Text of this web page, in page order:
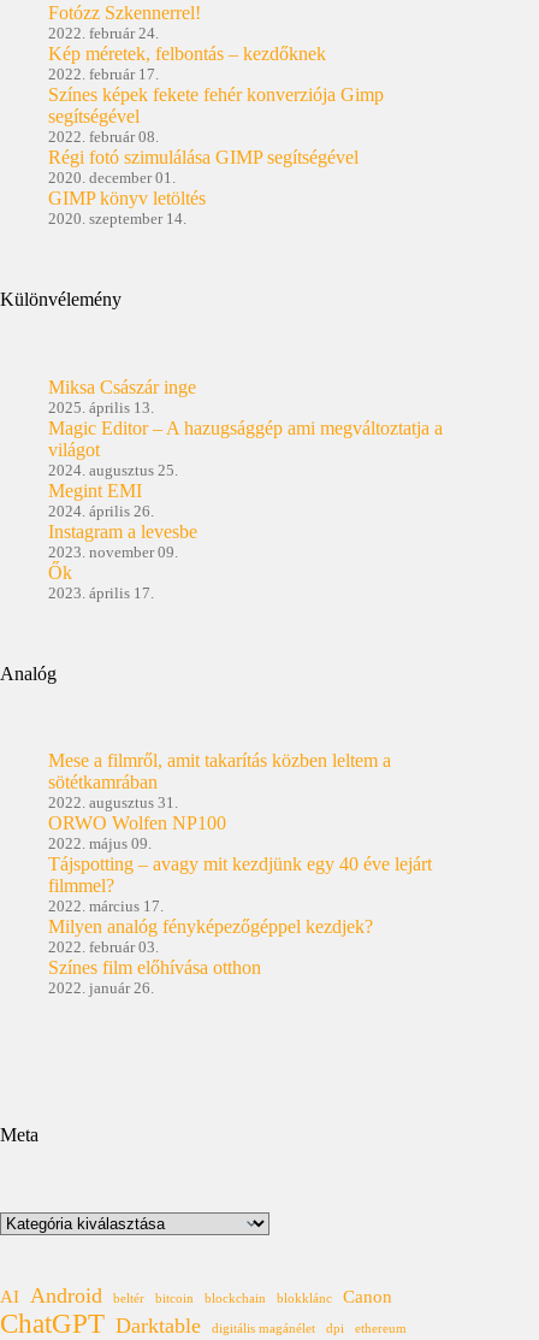
Fotózz Szkennerrel!
2022. február 24.
Kép méretek, felbontás – kezdőknek
2022. február 17.
Színes képek fekete fehér konverziója Gimp
segítségével
2022. február 08.
Régi fotó szimulálása GIMP segítségével
2020. december 01.
GIMP könyv letöltés
2020. szeptember 14.
Különvélemény
Miksa Császár inge
2025. április 13.
Magic Editor – A hazugsággép ami megváltoztatja a
világot
2024. augusztus 25.
Megint EMI
2024. április 26.
Instagram a levesbe
2023. november 09.
Ők
2023. április 17.
Analóg
Mese a filmről, amit takarítás közben leltem a
sötétkamrában
2022. augusztus 31.
ORWO Wolfen NP100
2022. május 09.
Tájspotting – avagy mit kezdjünk egy 40 éve lejárt
filmmel?
2022. március 17.
Milyen analóg fényképezőgéppel kezdjek?
2022. február 03.
Színes film előhívása otthon
2022. január 26.
Meta
Kategóriák
AI Android beltér bitcoin blockchain blokklánc Canon
ChatGPT Darktable digitális magánélet dpi ethereum